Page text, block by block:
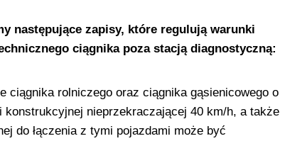
następujące zapisy, które regulują warunki
ciągnika poza stacją diagnostyczną:
ciągnika rolniczego oraz ciągnika gąsienicowego o
konstrukcyjnej nieprzekraczającej 40 km/h, a także
do łączenia z tymi pojazdami może być